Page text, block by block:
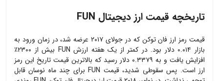
تاریخچه قیمت ارز دیجیتال FUN
قیمت رمز ارز فان توکن که در جولای ۲۰۱۷ عرضه شد، در زمان ورود به
بازار ۰.۰۱۴ دلار بود. در کمتر از یک هفته ارزش
FUN
بیش از ۲۳۰۰٪
افزایش یافت و به ۰.۳۳۷۹ دلار رسید که بالاترین قیمت تاریخ این رمز
ارز است. پس سقوطی شدید، قیمت FUNبرای چند ماه نوسان قابل